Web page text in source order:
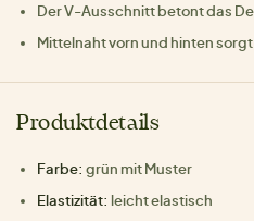
Der V-Ausschnitt betont das
Mittelnaht vorn und hinten
Produktdetails
Farbe: grün mit Muster
Elastizität: leicht elastisch